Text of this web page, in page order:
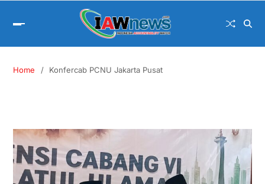
Home Konfercab PCNU Jakarta Pusat